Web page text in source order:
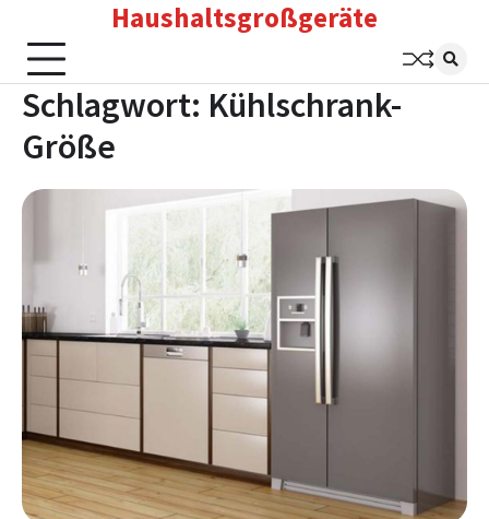
content
Haushaltsgroßgeräte
Schlagwort: Kühlschrank-
Größe